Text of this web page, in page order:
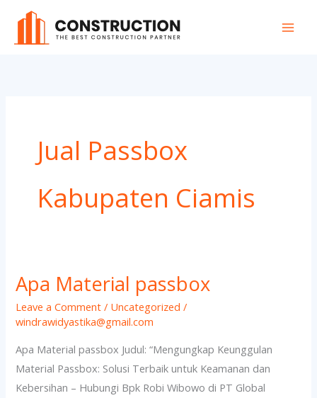
content
Jual Passbox
Kabupaten Ciamis
Apa Material passbox
Leave a Comment / Uncategorized /
windrawidyastika@gmail.com
Apa Material passbox Judul: “Mengungkap Keunggulan
Material Passbox: Solusi Terbaik untuk Keamanan dan
Kebersihan – Hubungi Bpk Robi Wibowo di PT Global
Apa
Material
passbox